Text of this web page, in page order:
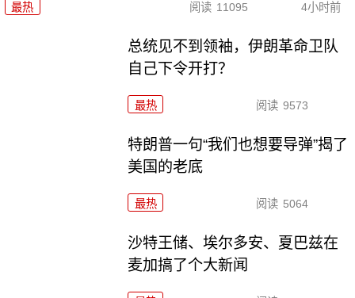
最热 阅读 11095 4小时前
总统见不到领袖，伊朗革命卫队
自己下令开打？
最热 阅读 9573
特朗普一句“我们也想要导弹”揭了
美国的老底
最热 阅读 5064
沙特王储、埃尔多安、夏巴兹在
麦加搞了个大新闻